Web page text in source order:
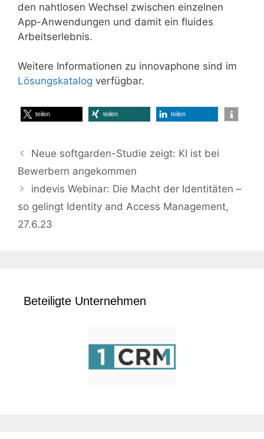
den nahtlosen Wechsel zwischen einzelnen
App-Anwendungen und damit ein fluides
Arbeitserlebnis.
Weitere Informationen zu innovaphone sind im
Lösungskatalog verfügbar.
teilen teilen teilen
Neue softgarden-Studie zeigt: KI ist bei
Bewerbern angekommen
indevis Webinar: Die Macht der Identitäten –
so gelingt Identity and Access Management,
27.6.23
Beteiligte Unternehmen